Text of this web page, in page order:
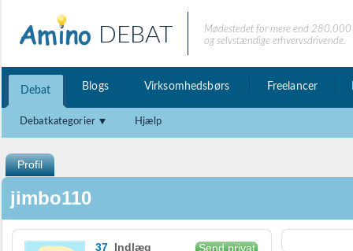
DEBAT
Mødestedet for mere end
og selvstændige erhvervsdrivende.
Debat Blogs Virksomhedsbørs Freelancer
Debatkategorier Hjælp
Profil
jimbo110
37 Indlæg
Send privat